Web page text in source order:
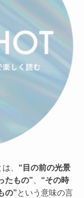
は、 “目の前の光景
たもの”
“その時
の” という意味の言